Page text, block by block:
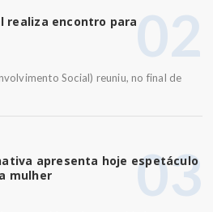
02
realiza encontro para
Social) reuniu, no final de
03
apresenta hoje espetáculo
mulher